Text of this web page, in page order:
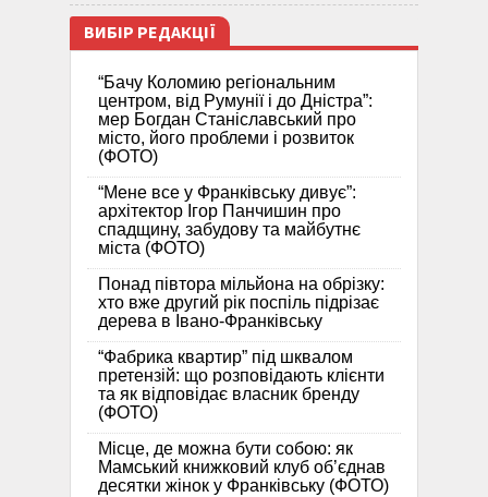
ВИБІР РЕДАКЦІЇ
“Бачу Коломию регіональним
центром, від Румунії і до Дністра”:
мер Богдан Станіславський про
місто, його проблеми і розвиток
(ФОТО)
“Мене все у Франківську дивує”:
архітектор Ігор Панчишин про
спадщину, забудову та майбутнє
міста (ФОТО)
Понад півтора мільйона на обрізку:
хто вже другий рік поспіль підрізає
дерева в Івано-Франківську
“Фабрика квартир” під шквалом
претензій: що розповідають клієнти
та як відповідає власник бренду
(ФОТО)
Місце, де можна бути собою: як
Мамський книжковий клуб об’єднав
десятки жінок у Франківську (ФОТО)